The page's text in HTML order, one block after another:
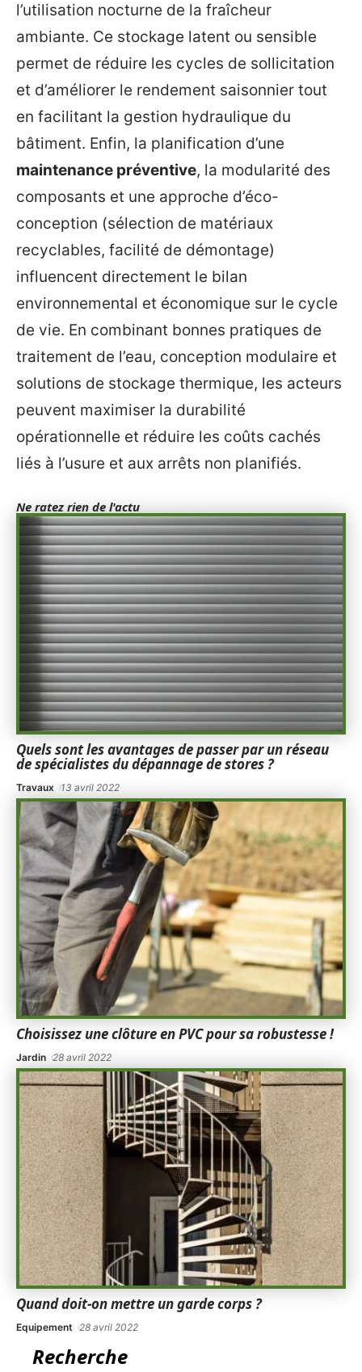
l’utilisation nocturne de la fraîcheur
ambiante. Ce stockage latent ou sensible
permet de réduire les cycles de sollicitation
et d’améliorer le rendement saisonnier tout
en facilitant la gestion hydraulique du
bâtiment. Enfin, la planification d’une
maintenance préventive, la modularité des
composants et une approche d’éco-
conception (sélection de matériaux
recyclables, facilité de démontage)
influencent directement le bilan
environnemental et économique sur le cycle
de vie. En combinant bonnes pratiques de
traitement de l’eau, conception modulaire et
solutions de stockage thermique, les acteurs
peuvent maximiser la durabilité
opérationnelle et réduire les coûts cachés
liés à l’usure et aux arrêts non planifiés.
Ne ratez rien de l'actu
Quels sont les avantages de passer par un réseau
de spécialistes du dépannage de stores ?
Travaux 13 avril 2022
Choisissez une clôture en PVC pour sa robustesse !
Jardin 28 avril 2022
Quand doit-on mettre un garde corps ?
Equipement 28 avril 2022
Recherche